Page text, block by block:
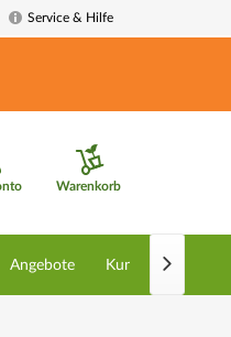
Service & Hilfe
Warenkorb
Angebote Kunstpflanzen
